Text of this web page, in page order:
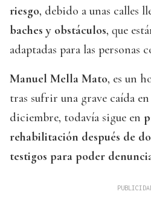
riesgo, debido a unas calles
baches y obstáculos, que
adaptadas para las personas
Manuel Mella Mato, es un
tras sufrir una grave caída
diciembre, todavía sigue en
rehabilitación después de
testigos para poder